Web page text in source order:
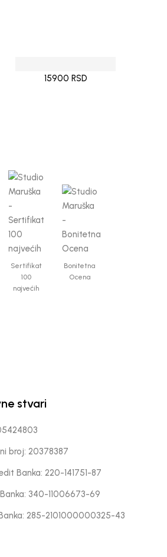
15900 RSD
Sertifikat
100
najvećih
Bonitetna
Ocena
stvari
broj: 20378387
Banka: 220-141751-87
340-11006673-69
285-2101000000325-43